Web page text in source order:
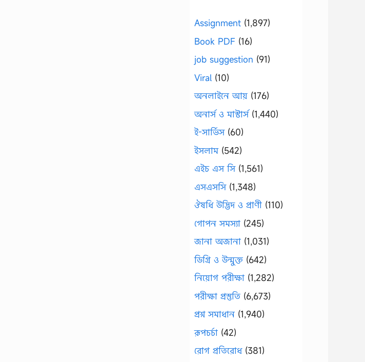
Assignment (1,897)
Book PDF (16)
job suggestion (91)
Viral (10)
অনলাইনে আয় (176)
অনার্স ও মাস্টার্স(1,440)
ই-সার্ভিস(60)
ইসলাম(542)
এইচ এস সি(1,561)
এসএসসি(1,348)
ঔষধি উদ্ভিদ ও প্রাণী (110)
গোপন সমস্যা (245)
জানা অজানা (1,031)
ডিগ্রি ও উন্মুক্ত (642)
নিয়োগ পরীক্ষা (1,282)
পরীক্ষা প্রস্তুতি (6,673)
প্রশ্ন সমাধান (1,940)
রূপচর্চা (42)
রোগ প্রতিরোধ(381)